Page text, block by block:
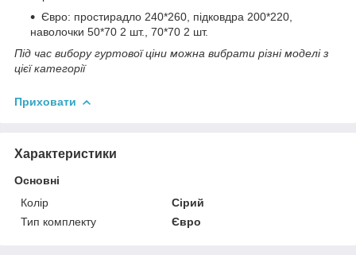
Євро: простирадло 240*260, підковдра 200*220,
наволочки 50*70 2 шт., 70*70 2 шт.
Під час вибору гуртової ціни можна вибрати різні моделі з
цієї категорії
Приховати
Характеристики
Основні
Колір
Сірий
Тип комплекту
Євро